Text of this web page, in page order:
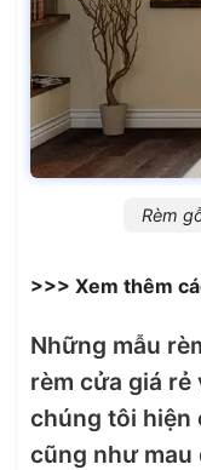
Rèm
>>> Xem thêm
Những mẫu
rèm cửa giá rẻ
chúng tôi hiện
cũng như mau